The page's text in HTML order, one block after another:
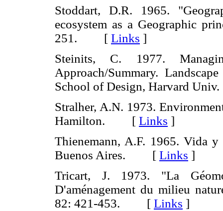
Stoddart, D.R. 1965.
ecosystem as a Geographic
251. [ Links ]
Steinits, C. 1977.
Approach/Summary.
School of Design, Harvard
Stralher, A.N. 1973.
Hamilton. [ Links ]
Thienemann, A.F. 1965. Vida
Buenos Aires. [ Links ]
Tricart, J. 1973. "La
D'aménagement du milieu
82: 421-453. [ Links ]